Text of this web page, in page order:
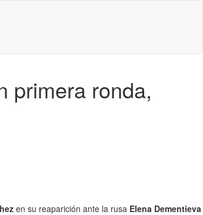
primera ronda,
en su reaparición ante la rusa Elena Dementieva